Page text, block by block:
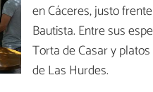
en Cáceres, justo
Bautista. Entre sus
Torta de Casar y
de Las Hurdes.